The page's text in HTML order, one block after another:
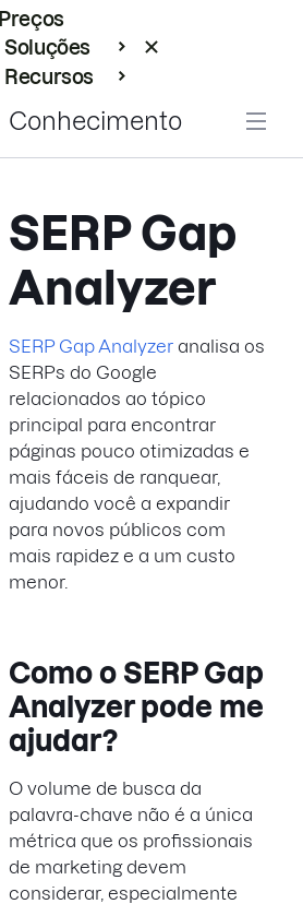
Preços
Soluções
Recursos
Conhecimento
SERP Gap
Analyzer
SERP Gap Analyzer analisa os
SERPs do Google
relacionados ao tópico
principal para encontrar
páginas pouco otimizadas e
mais fáceis de ranquear,
ajudando você a expandir
para novos públicos com
mais rapidez e a um custo
menor.
Como o SERP Gap
Analyzer pode me
ajudar?
O volume de busca da
palavra-chave não é a única
métrica que os profissionais
de marketing devem
considerar, especialmente